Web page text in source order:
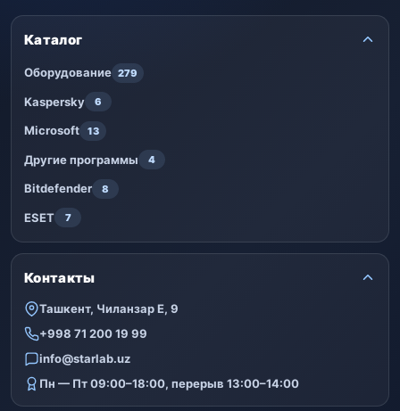
Каталог
Оборудование 279
Kaspersky 6
Microsoft 13
Другие программы 4
Bitdefender 8
ESET 7
Контакты
Ташкент, Чиланзар Е, 9
+998 71 200 19 99
info@starlab.uz
Пн — Пт 09:00–18:00, перерыв 13:00–14:00